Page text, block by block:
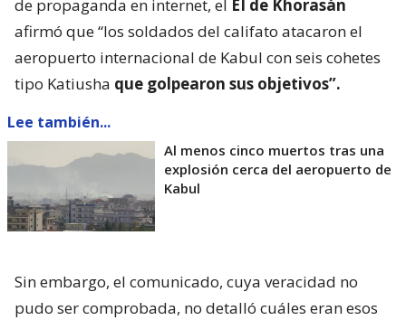
de propaganda en internet, el EI de Khorasán
afirmó que “los soldados del califato atacaron el
aeropuerto internacional de Kabul con seis cohetes
tipo Katiusha que golpearon sus objetivos”.
Lee también...
Al menos cinco muertos tras una
explosión cerca del aeropuerto de
Kabul
Sin embargo, el comunicado, cuya veracidad no
pudo ser comprobada, no detalló cuáles eran esos